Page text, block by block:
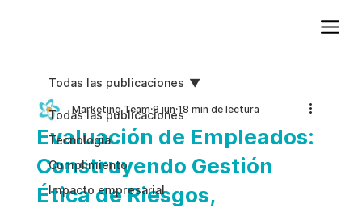
Todas las publicaciones
Tecnologia
Cumplimiento
Impacto empresarial
Todas las publicaciones
Evaluación de Empleados:
Construyendo Gestión
Ética de Riesgos,
Marketing Team 8 jun 18 min de lectura